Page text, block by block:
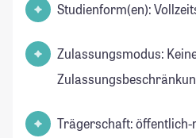
Studienform(en):
Zulassungsmodus:
Trägerschaft: